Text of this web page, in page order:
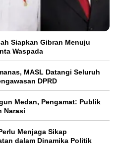
Siapkan Gibran Menuju
Waspada
MASL Datangi Seluruh
DPRD
Medan, Pengamat: Publik
Narasi
Menjaga Sikap
dalam Dinamika Politik